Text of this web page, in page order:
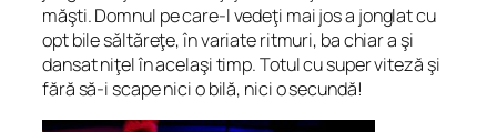
măşti. Domnul pe care-l vedeţi mai jos a jonglat cu
opt bile săltăreţe, în variate ritmuri, ba chiar a şi
dansat niţel în acelaşi timp. Totul cu super viteză şi
fără să-i scape nici o bilă, nici o secundă!